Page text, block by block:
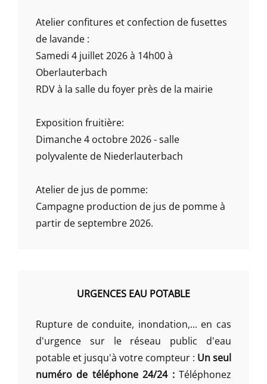
Atelier confitures et confection de fusettes
de lavande :
Samedi 4 juillet 2026 à 14h00 à
Oberlauterbach
RDV à la salle du foyer près de la mairie
Exposition fruitière:
Dimanche 4 octobre 2026 - salle
polyvalente de Niederlauterbach
Atelier de jus de pomme:
Campagne production de jus de pomme à
partir de septembre 2026.
URGENCES EAU POTABLE
Rupture de conduite, inondation,... en cas
d'urgence sur le réseau public d'eau
potable et jusqu'à votre compteur : Un seul
numéro de téléphone 24/24 :Téléphonez